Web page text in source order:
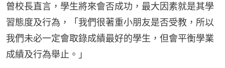
曾校長直言，學生將來會否成功，最大因素就是其學
習態度及行為，「我們很著重小朋友是否受教，所以
我們未必一定會取錄成績最好的學生，但會平衡學業
成績及行為舉止。」